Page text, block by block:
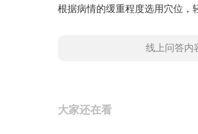
根据病情的缓重程度选用穴位，
线上问答内
大家还在看